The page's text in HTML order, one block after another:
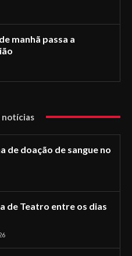
manhã passa a
notícias
de doação de sangue no
de Teatro entre os dias